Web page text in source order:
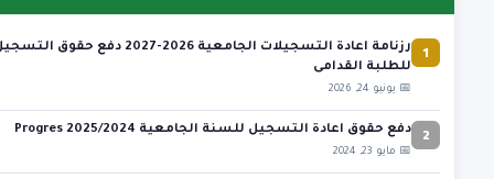
1
رزنامة اعادة التسجيلات الجامعية 2026-2027 دفع حقوق
للطلبة القدامى
📅 يونيو 24, 2026
2 دفع حقوق اعادة التسجيل للسنة الجامعية 2025/2024 Progres
📅 مايو 23, 2024